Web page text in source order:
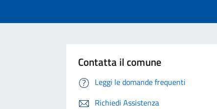
Contatta il comune
Leggi le domande frequenti
Richiedi Assistenza